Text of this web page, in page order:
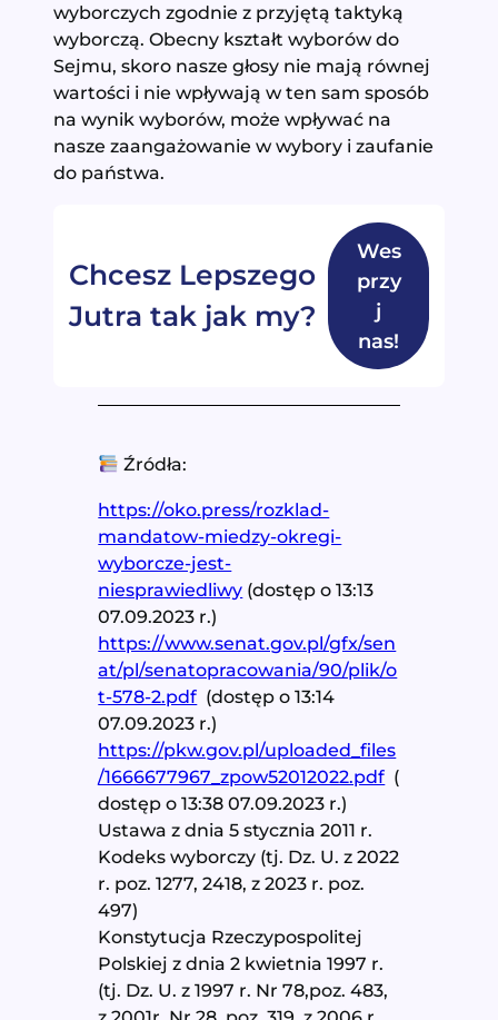
wyborczych zgodnie z przyjętą taktyką
wyborczą. Obecny kształt wyborów do
Sejmu, skoro nasze głosy nie mają równej
wartości i nie wpływają w ten sam sposób
na wynik wyborów, może wpływać na
nasze zaangażowanie w wybory i zaufanie
do państwa.
Chcesz Lepszego
Jutra tak jak my?
Wes
przy
j
nas!
Źródła:
https://oko.press/rozklad-
mandatow-miedzy-okregi-
wyborcze-jest-
niesprawiedliwy (dostęp o 13:13
07.09.2023 r.)
https://www.senat.gov.pl/gfx/sen
at/pl/senatopracowania/90/plik/o
t-578-2.pdf (dostęp o 13:14
07.09.2023 r.)
https://pkw.gov.pl/uploaded_files
/1666677967_zpow52012022.pdf (
dostęp o 13:38 07.09.2023 r.)
Ustawa z dnia 5 stycznia 2011 r.
Kodeks wyborczy (tj. Dz. U. z 2022
r. poz. 1277, 2418, z 2023 r. poz.
497)
Konstytucja Rzeczypospolitej
Polskiej z dnia 2 kwietnia 1997 r.
(tj. Dz. U. z 1997 r. Nr 78,poz. 483,